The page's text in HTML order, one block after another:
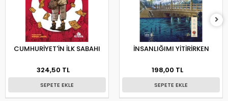
CUMHURİYET'İN İLK SABAHI
324,50 TL
SEPETE EKLE
İNSANLIĞIMI YİTİRİRKEN
198,00 TL
SEPETE EKLE